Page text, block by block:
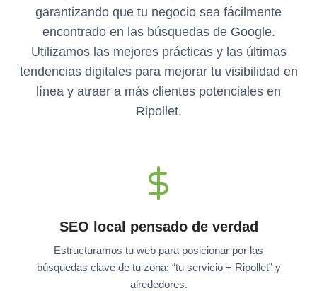
garantizando que tu negocio sea fácilmente
encontrado en las búsquedas de Google.
Utilizamos las mejores prácticas y las últimas
tendencias digitales para mejorar tu visibilidad en
línea y atraer a más clientes potenciales en
Ripollet.
SEO local pensado de verdad
Estructuramos tu web para posicionar por las
búsquedas clave de tu zona: “tu servicio + Ripollet” y
alrededores.